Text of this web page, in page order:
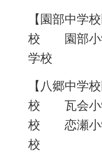
【園部中学
校 園部小
学校
【八郷中学
校 瓦会
校 恋瀬小
校